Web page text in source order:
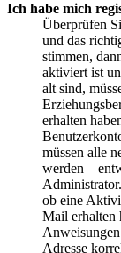
Ich habe mich
Überprüfen
und das
stimmen,
aktiviert ist
alt sind,
erhalten
müssen alle
werden –
ob eine
Mail erhalten
Adresse